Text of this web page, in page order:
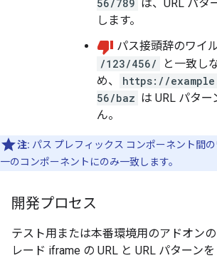
56/789 は、URL パタ
します。
パス接頭辞のワイ
/123/456/
と一致し
め、
https://
56/baz は URL パタ
ん。
注: パス プレフィックス コンポーネント間
一のコンポーネントにのみ一致します。
開発プロセス
テスト用または本番環境用のアドオン
レード iframe の URL と URL パターンを